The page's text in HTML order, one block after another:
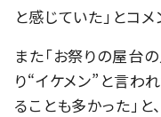
と感じていた」とコメ
また「お祭りの屋台
り“イケメン”と言わ
ることも多かった」と